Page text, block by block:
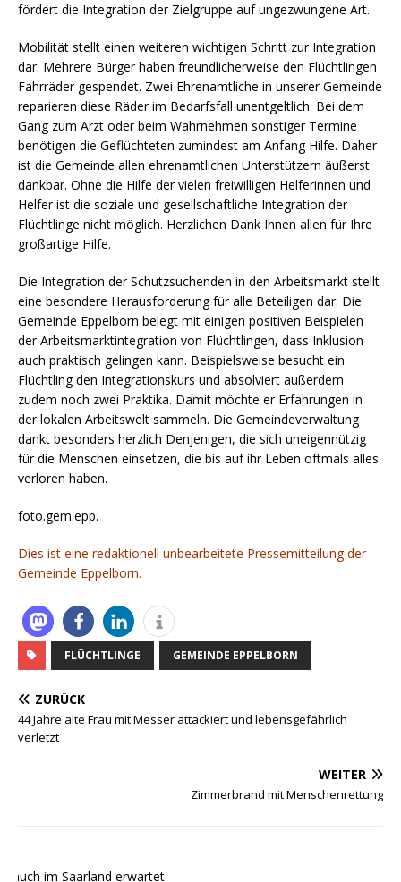
fördert die Integration der Zielgruppe auf ungezwungene Art.
Mobilität stellt einen weiteren wichtigen Schritt zur Integration
dar. Mehrere Bürger haben freundlicherweise den Flüchtlingen
Fahrräder gespendet. Zwei Ehrenamtliche in unserer Gemeinde
reparieren diese Räder im Bedarfsfall unentgeltlich. Bei dem
Gang zum Arzt oder beim Wahrnehmen sonstiger Termine
benötigen die Geflüchteten zumindest am Anfang Hilfe. Daher
ist die Gemeinde allen ehrenamtlichen Unterstützern äußerst
dankbar. Ohne die Hilfe der vielen freiwilligen Helferinnen und
Helfer ist die soziale und gesellschaftliche Integration der
Flüchtlinge nicht möglich. Herzlichen Dank Ihnen allen für Ihre
großartige Hilfe.
Die Integration der Schutzsuchenden in den Arbeitsmarkt stellt
eine besondere Herausforderung für alle Beteiligen dar. Die
Gemeinde Eppelborn belegt mit einigen positiven Beispielen
der Arbeitsmarktintegration von Flüchtlingen, dass Inklusion
auch praktisch gelingen kann. Beispielsweise besucht ein
Flüchtling den Integrationskurs und absolviert außerdem
zudem noch zwei Praktika. Damit möchte er Erfahrungen in
der lokalen Arbeitswelt sammeln. Die Gemeindeverwaltung
dankt besonders herzlich Denjenigen, die sich uneigennützig
für die Menschen einsetzen, die bis auf ihr Leben oftmals alles
verloren haben.
foto.gem.epp.
Dies ist eine redaktionell unbearbeitete Pressemitteilung der
Gemeinde Eppelborn.
FLÜCHTLINGE GEMEINDE EPPELBORN
ZURÜCK
44 Jahre alte Frau mit Messer attackiert und lebensgefährlich
verletzt
WEITER
Zimmerbrand mit Menschenrettung
im Saarland erwartet